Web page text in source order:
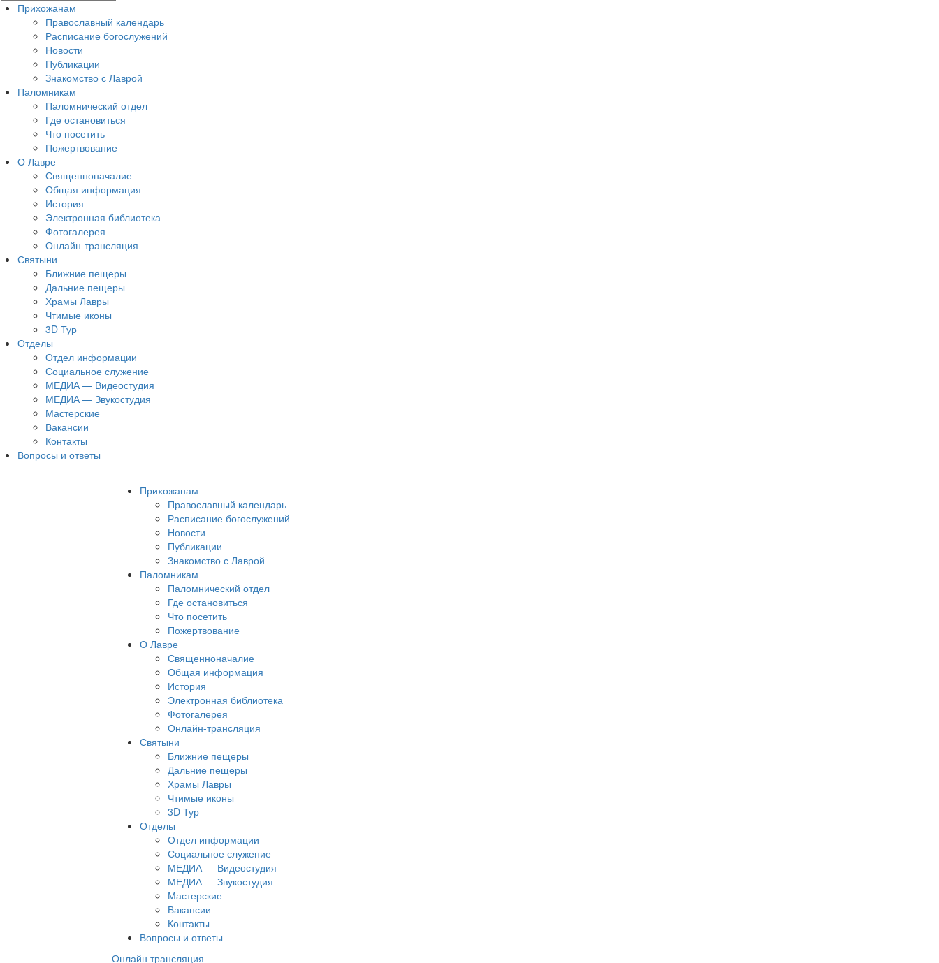
Прихожанам
Православный календарь
Расписание богослужений
Новости
Публикации
Знакомство с Лаврой
Паломникам
Паломнический отдел
Где остановиться
Что посетить
Пожертвование
О Лавре
Священноначалие
Общая информация
История
Электронная библиотека
Фотогалерея
Онлайн-трансляция
Святыни
Ближние пещеры
Дальние пещеры
Храмы Лавры
Чтимые иконы
3D Тур
Отделы
Отдел информации
Социальное служение
МЕДИА — Видеостудия
МЕДИА — Звукостудия
Мастерские
Вакансии
Контакты
Вопросы и ответы
Прихожанам
Православный календарь
Расписание богослужений
Новости
Публикации
Знакомство с Лаврой
Паломникам
Паломнический отдел
Где остановиться
Что посетить
Пожертвование
О Лавре
Священноначалие
Общая информация
История
Электронная библиотека
Фотогалерея
Онлайн-трансляция
Святыни
Ближние пещеры
Дальние пещеры
Храмы Лавры
Чтимые иконы
3D Тур
Отделы
Отдел информации
Социальное служение
МЕДИА — Видеостудия
МЕДИА — Звукостудия
Мастерские
Вакансии
Контакты
Вопросы и ответы
Онлайн трансляция